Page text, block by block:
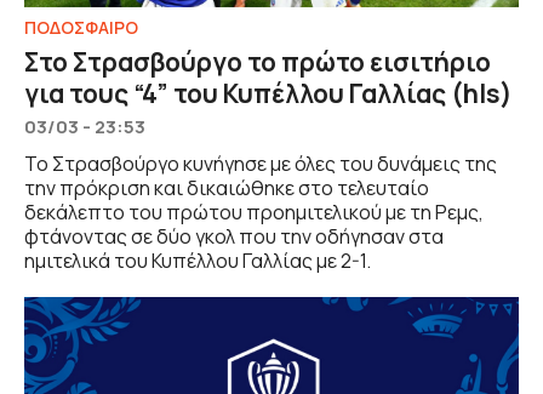
ΠΟΔΟΣΦΑΙΡΟ
Στο Στρασβούργο το πρώτο εισιτήριο
για τους “4” του Κυπέλλου Γαλλίας (hls)
03/03 - 23:53
Το Στρασβούργο κυνήγησε με όλες του δυνάμεις της
την πρόκριση και δικαιώθηκε στο τελευταίο
δεκάλεπτο του πρώτου προημιτελικού με τη Ρεμς,
φτάνοντας σε δύο γκολ που την οδήγησαν στα
ημιτελικά του Κυπέλλου Γαλλίας με 2-1.